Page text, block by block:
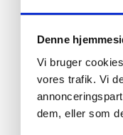
Denne
Vi bruger
vores trafik. Vi
dem, eller som